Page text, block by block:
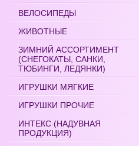
ВЕЛОСИПЕДЫ
ЖИВОТНЫЕ
ЗИМНИЙ АССОРТИМЕНТ
(СНЕГОКАТЫ, САНКИ,
ТЮБИНГИ, ЛЕДЯНКИ)
ИГРУШКИ МЯГКИЕ
ИГРУШКИ ПРОЧИЕ
ИНТЕКС (НАДУВНАЯ
ПРОДУКЦИЯ)